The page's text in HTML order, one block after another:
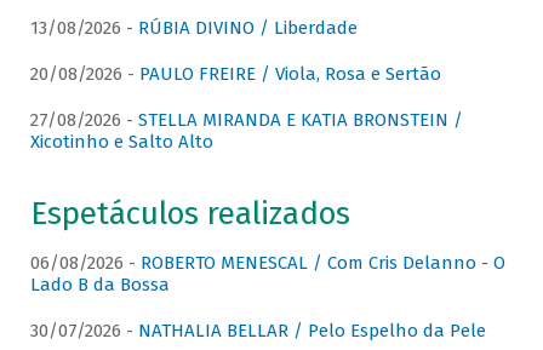
13/08/2026 - RÚBIA DIVINO / Liberdade
20/08/2026 - PAULO FREIRE / Viola, Rosa e Sertão
27/08/2026 - STELLA MIRANDA E KATIA BRONSTEIN /
Xicotinho e Salto Alto
Espetáculos realizados
06/08/2026 - ROBERTO MENESCAL / Com Cris Delanno - O
Lado B da Bossa
30/07/2026 - NATHALIA BELLAR / Pelo Espelho da Pele